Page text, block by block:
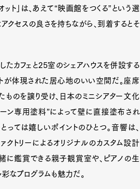
ト」は、あえて“映画館をつくる”という選
セスの良さを持ちながら、到着するとそ
カフェと25室のシェアハウスを併設する
が体現された居心地のいい空間だ。座席
のを譲り受け、日本のミニシアター文化
ーン専用塗料”によって壁に直接塗布され
ては嬉しいポイントのひとつ。音響は、
クトリーによるオリジナルのカスタム設計
に鑑賞できる親子観賞室や、ピアノの生
なプログラムも魅力だ。